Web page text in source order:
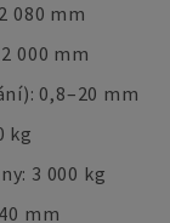
080 mm
000 mm
0,8–20 mm
kg
3 000 kg
mm